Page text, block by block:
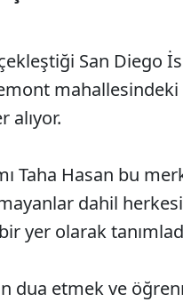
San Diego
alıyor.
Taha Hasan bu
dahil
yer olarak
dua etmek ve